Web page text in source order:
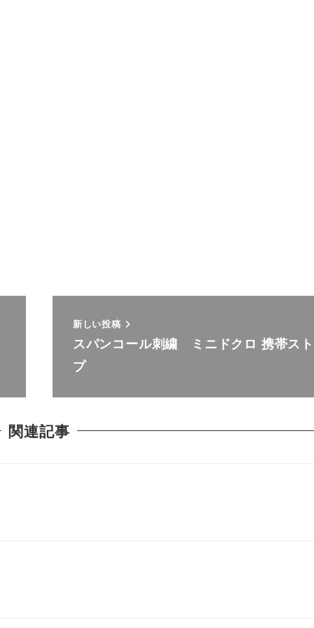
新しい投稿
スパンコール刺繍 ミニドクロ 携帯ス
プ
関連記事